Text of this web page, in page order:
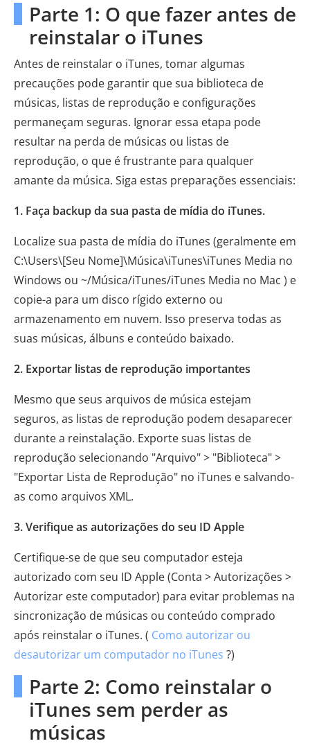
Parte 1: O que fazer antes de
reinstalar o iTunes
Antes de reinstalar o iTunes, tomar algumas
precauções pode garantir que sua biblioteca de
músicas, listas de reprodução e configurações
permaneçam seguras. Ignorar essa etapa pode
resultar na perda de músicas ou listas de
reprodução, o que é frustrante para qualquer
amante da música. Siga estas preparações essenciais:
1. Faça backup da sua pasta de mídia do iTunes.
Localize sua pasta de mídia do iTunes (geralmente em
C:\Users\[Seu Nome]\Música\iTunes\iTunes Media no
Windows ou ~/Música/iTunes/iTunes Media no Mac ) e
copie-a para um disco rígido externo ou
armazenamento em nuvem. Isso preserva todas as
suas músicas, álbuns e conteúdo baixado.
2. Exportar listas de reprodução importantes
Mesmo que seus arquivos de música estejam
seguros, as listas de reprodução podem desaparecer
durante a reinstalação. Exporte suas listas de
reprodução selecionando "Arquivo" > "Biblioteca" >
"Exportar Lista de Reprodução" no iTunes e salvando-
as como arquivos XML.
3. Verifique as autorizações do seu ID Apple
Certifique-se de que seu computador esteja
autorizado com seu ID Apple (Conta > Autorizações >
Autorizar este computador) para evitar problemas na
sincronização de músicas ou conteúdo comprado
após reinstalar o iTunes. ( Como autorizar ou
desautorizar um computador no iTunes ?)
Parte 2: Como reinstalar o
iTunes sem perder as
músicas